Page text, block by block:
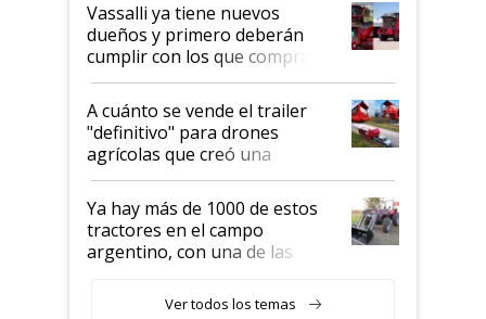
Vassalli ya tiene nuevos
dueños y primero deberán
cumplir con los que compraron
cosechadoras y todavía no las
recibieron: quién está detrás
del rescate de la empresa
A cuánto se vende el trailer
"definitivo" para drones
agrícolas que creó una
empresa argentina: "Veíamos a
contratistas invirtiendo miles
de dólares en drones de última
generación que luego eran
transportados de forma
Ya hay más de 1000 de estos
tractores en el campo
argentino, con una de las
integradas del mundo
Ver todos los temas